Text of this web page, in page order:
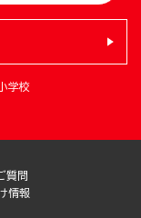
学校
質問
情報